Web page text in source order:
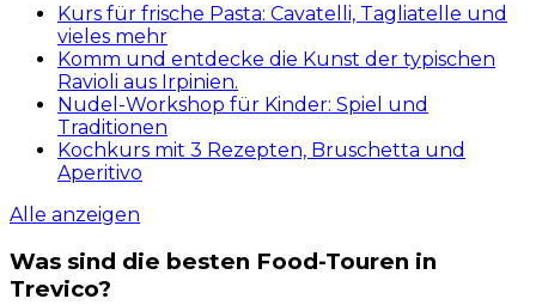
Kurs für frische Pasta: Cavatelli, Tagliatelle und
vieles mehr
Komm und entdecke die Kunst der typischen
Ravioli aus Irpinien.
Nudel-Workshop für Kinder: Spiel und
Traditionen
Kochkurs mit 3 Rezepten, Bruschetta und
Aperitivo
Alle anzeigen
Was sind die besten Food-Touren in
Trevico?